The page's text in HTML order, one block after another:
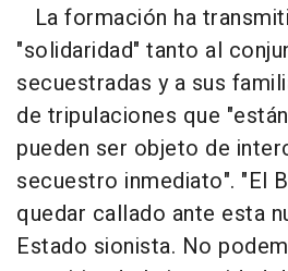
La formación ha
"solidaridad" tanto al
secuestradas y a sus
de tripulaciones que
pueden ser objeto de
secuestro inmediato". "El
quedar callado ante esta
Estado sionista. No